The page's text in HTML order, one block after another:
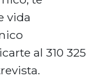
vida
al 310 325